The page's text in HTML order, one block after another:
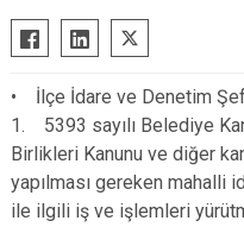
Araban
İslahiye
Karkamış
Nizip
Nurdağı
Oğuzeli
• İlçe İdare ve Denetim
1. 5393 sayılı Belediye
Birlikleri Kanunu ve diğer
yapılması gereken mahalli
ile ilgili iş ve işlemleri